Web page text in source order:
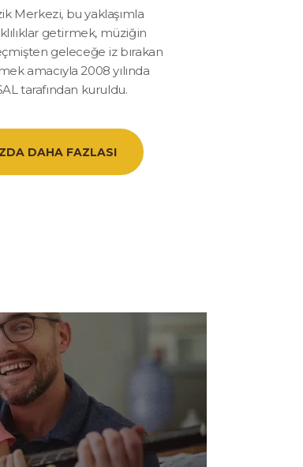
Merkezi, bu yaklaşımla
getirmek, müziğin
geleceğe iz bırakan
amacıyla 2008 yılında
tarafından kuruldu.
DAHA FAZLASI